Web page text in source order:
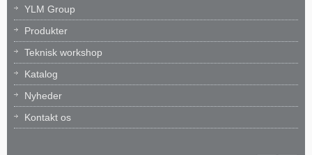
YLM Group
Produkter
Teknisk workshop
Katalog
Nyheder
Kontakt os